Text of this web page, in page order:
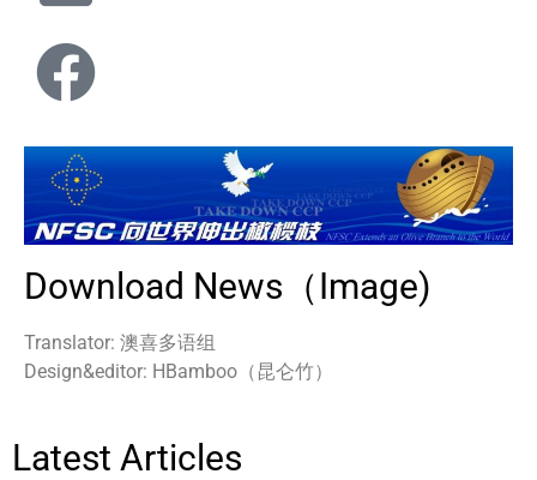
Download News（Image)
Translator: 澳喜多语组
Design&editor: HBamboo（昆仑竹）
Latest Articles